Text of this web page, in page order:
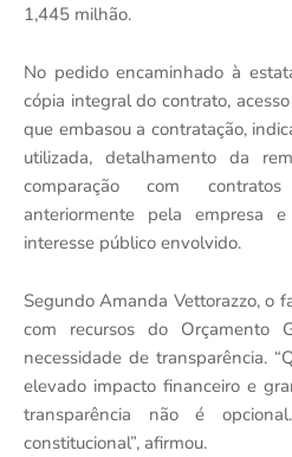
1,445 milhão.
No pedido encaminhado à
cópia integral do contrato,
que embasou a contratação,
utilizada, detalhamento da
comparação com
anteriormente pela empresa
interesse público envolvido.
Segundo Amanda Vettorazzo, o
com recursos do Orçamento
necessidade de transparência.
elevado impacto financeiro e
transparência não é
constitucional”, afirmou.